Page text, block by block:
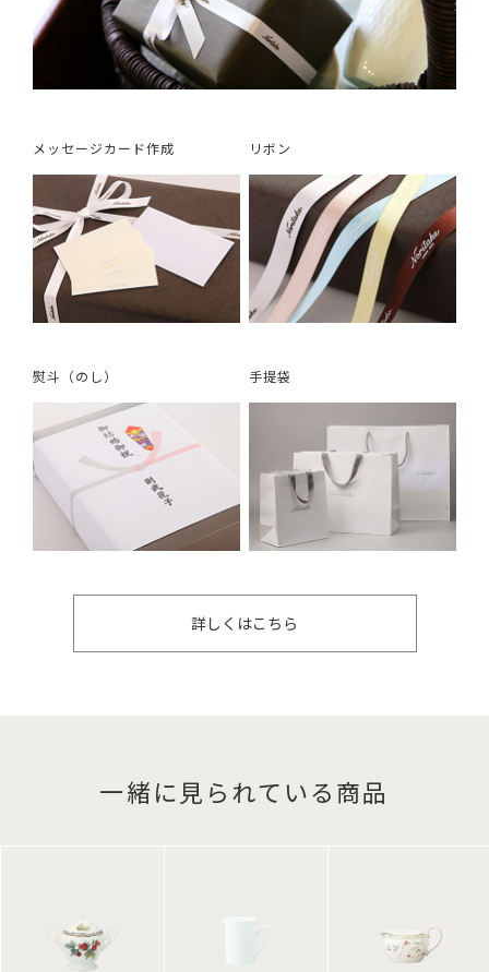
メッセージカード作成 リボン
熨斗（のし） 手提袋
詳しくはこちら
一緒に見られている商品